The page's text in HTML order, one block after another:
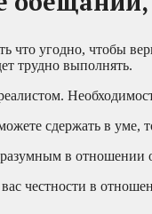
что угодно, чтобы
трудно выполнять.
сдержать в уме,
в отношении
честности в